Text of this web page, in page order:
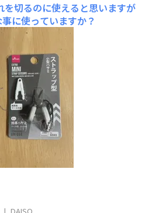
を切るのに使えると思いますが
に使っていますか？